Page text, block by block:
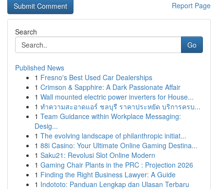
Report Page
Search
Go
Published News
1 Fresno's Best Used Car Dealerships
1 Crimson & Sapphire: A Dark Passionate Affair
1 Wall mounted electric power inverters for House...
1 ทำความสะอาดแอร์ ชลบุรี ราคาประหยัด บริการครบ...
1 Team Guidance within Workplace Messaging:
Desig...
1 The evolving landscape of philanthropic initiat...
1 88i Casino: Your Ultimate Online Gaming Destina...
1 Saku21: Revolusi Slot Online Modern
1 Gaming Chair Plants in the PRC : Projection 2026
1 Finding the Right Business Lawyer: A Guide
1 Indototo: Panduan Lengkap dan Ulasan Terbaru